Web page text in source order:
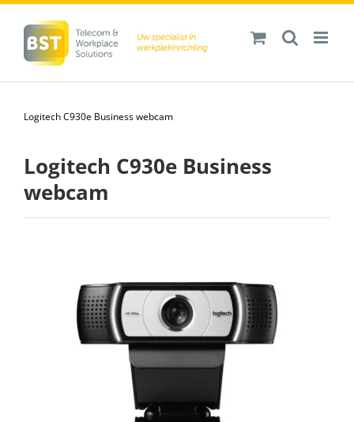
inhoud
Logitech C930e Business webcam
Logitech C930e Business
webcam